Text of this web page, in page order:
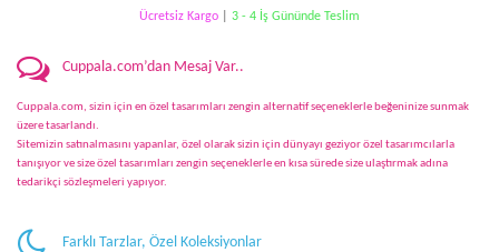
Ücretsiz Kargo 3 - 4 İş Gününde Teslim
Cuppala.com’dan Mesaj Var..
Cuppala.com, sizin için en özel tasarımları zengin alternatif seçeneklerle beğeninize sunmak
üzere tasarlandı.
Sitemizin satınalmasını yapanlar, özel olarak sizin için dünyayı geziyor özel tasarımcılarla
tanışıyor ve size özel tasarımları zengin seçeneklerle en kısa sürede size ulaştırmak adına
tedarikçi sözleşmeleri yapıyor.
Farklı Tarzlar, Özel Koleksiyonlar